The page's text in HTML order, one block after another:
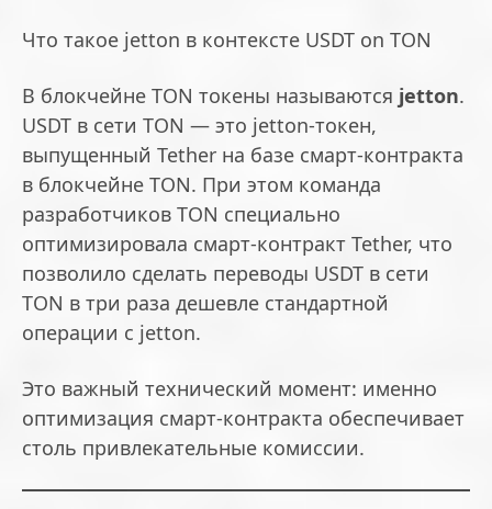
Что такое jetton в контексте USDT on TON
В блокчейне TON токены называются jetton.
USDT в сети TON — это jetton-токен,
выпущенный Tether на базе смарт-контракта
в блокчейне TON. При этом команда
разработчиков TON специально
оптимизировала смарт-контракт Tether, что
позволило сделать переводы USDT в сети
TON в три раза дешевле стандартной
операции с jetton.
Это важный технический момент: именно
оптимизация смарт-контракта обеспечивает
столь привлекательные комиссии.